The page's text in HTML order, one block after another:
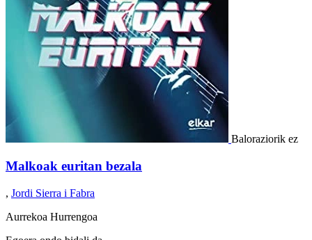
Baloraziorik ez
Malkoak euritan bezala
, Jordi Sierra i Fabra
Aurrekoa Hurrengoa